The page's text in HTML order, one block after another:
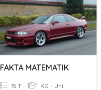
FAKTA MATEMATIK
15 T KG - Uni